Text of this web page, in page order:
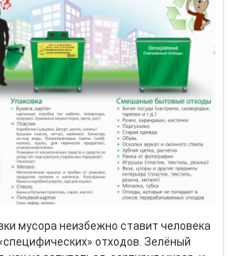
мусора неизбежно ставит человека
отходов. Зелёный